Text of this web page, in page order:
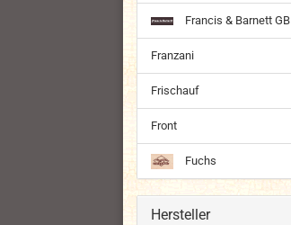
Francis & Barnett GB
Franzani
Frischauf
Front
Fuchs
Hersteller